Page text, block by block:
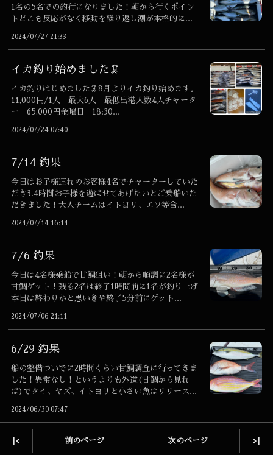
1名の5名での釣行になりました！朝から行くポイン
トどこも反応がなく移動を繰り返し潮が本格的に...
2024/07/27 21:33
イカ釣り始めました🦑
イカ釣りはじめました🦑8月よりイカ釣り始めます。
11,000円/1人 最大6人 最低出港人数4人チャータ
ー 65,000円金曜日 18:30...
2024/07/24 07:40
7/14 釣果
今日はお子様連れのお客様4名でチャーターしていた
だき3.4時間お子様を遊ばせてあげたいとご乗船いた
だきました！大人チームはイトヨリ、エソ等含...
2024/07/14 16:14
7/6 釣果
今日は4名様乗船で甘鯛狙い！朝から順調に2名様が
甘鯛ゲット！残る2名は終了1時間前に1名が釣り上げ
本日は終わりかと思いきや終了5分前にゲット...
2024/07/06 21:11
6/29 釣果
船の整備ついでに2時間くらい甘鯛調査に行ってきま
した！異常なし！というよりも外道(甘鯛から見れ
ば)でタイ、ヤズ、イトヨリと小さい魚はリリース...
2024/06/30 07:47
| 前のページ 次のページ |